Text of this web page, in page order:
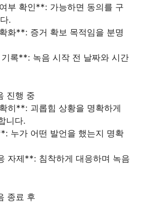
부 확인**: 가능하면 동의를 구
.
화**: 증거 확보 목적임을 분명
록**: 녹음 시작 전 날짜와 시간
진행 중
히**: 괴롭힘 상황을 명확하게
니다.
누가 어떤 발언을 했는지 명확
자제**: 침착하게 대응하며 녹음
종료 후